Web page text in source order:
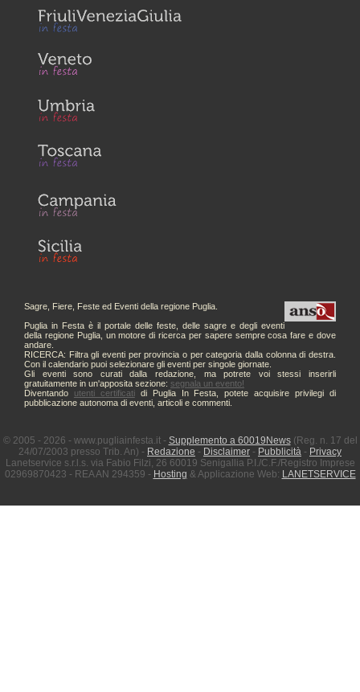
Sagre, Fiere, Feste ed Eventi della regione Puglia.
Puglia in Festa è il portale delle feste, delle sagre e degli eventi
della regione Puglia, un motore di ricerca per sapere sempre cosa fare e dove
andare.
RICERCA: Filtra gli eventi per provincia o per categoria dalla colonna di destra.
Con il calendario puoi selezionare gli eventi per singole giornate.
Gli eventi sono curati dalla redazione, ma potrete voi stessi inserirli
gratuitamente in un'apposita sezione: segnala un evento!
Diventando utenti certificatidi Puglia In Festa, potete acquisire privilegi di
pubblicazione autonoma di eventi, articoli e commenti.
© 2005 - 2026 - www.pugliainfesta.it - Supplemento a 60019News(Reg. n. 17 del
24/07/2003 presso Trib. An) - Redazione - Disclaimer - Pubblicità - Privacy
Lanetservice s.r.l.s. via Fabio Filzi, 26 60019 Senigallia P.I./C.F./Registro Imprese
02969870423 - REA AN 294359 - Hosting & Applicazione Web: LANETSERVICE